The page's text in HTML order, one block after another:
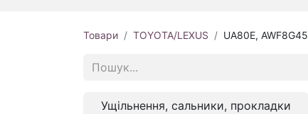
Товари TOYOTA/LEXUS UA80E, AWF8G45
Ущільнення, сальники, прокладки